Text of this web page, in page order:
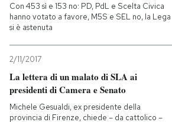
Con 453 sì e 153 no: PD, PdL e Scelta Civica
hanno votato a favore, M5S e SEL no, la Lega
si è astenuta
2/11/2017
La lettera di un malato di SLA ai
presidenti di Camera e Senato
Michele Gesualdi, ex presidente della
provincia di Firenze, chiede – da cattolico –